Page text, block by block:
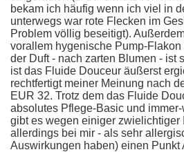
bekam ich häufig wenn ich viel in
unterwegs war rote Flecken im
Problem völlig beseitigt).
vorallem hygenische Pump-
der Duft - nach zarten Blumen - ist
ist das Fluide Douceur äußerst
rechtfertigt meiner Meinung nach
EUR 32. Trotz dem das Fluide
absolutes Pflege-Basic und
gibt es wegen einiger zwielichtiger
allerdings bei mir - als sehr
Auswirkungen haben) einen Punkt